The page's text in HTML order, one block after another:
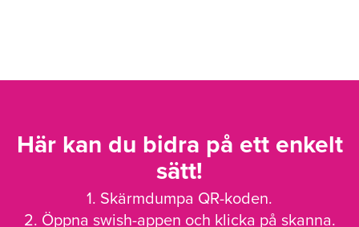
Här kan du bidra på ett enkelt
sätt!
1. Skärmdumpa QR-koden.
2. Öppna swish-appen och klicka på skanna.